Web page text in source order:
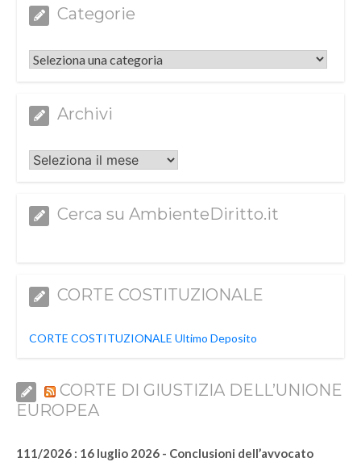
Categorie
Categorie
Archivi
Archivi
Cerca su AmbienteDiritto.it
CORTE COSTITUZIONALE
CORTE COSTITUZIONALE Ultimo Deposito
CORTE DI GIUSTIZIA DELL’UNIONE
EUROPEA
111/2026 : 16 luglio 2026 - Conclusioni dell’avvocato